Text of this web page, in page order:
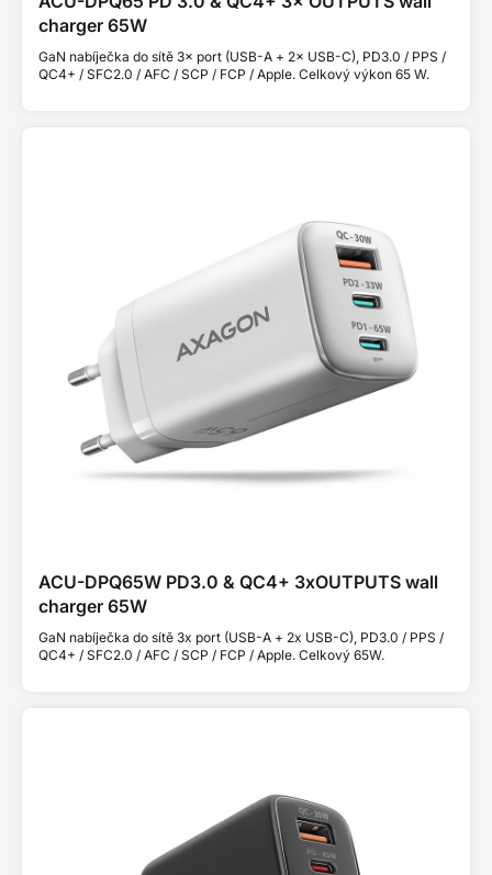
charger 65W
GaN nabíječka do sítě 3× port (USB-A + 2× USB-C), PD3.0 / PPS /
QC4+ / SFC2.0 / AFC / SCP / FCP / Apple. Celkový výkon 65 W.
ACU-DPQ65W PD3.0 & QC4+ 3xOUTPUTS wall
charger 65W
GaN nabíječka do sítě 3x port (USB-A + 2x USB-C), PD3.0 / PPS /
QC4+ / SFC2.0 / AFC / SCP / FCP / Apple. Celkový 65W.